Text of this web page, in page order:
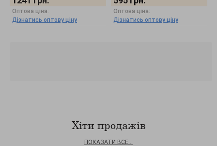
Оптова ціна:
Дізнатись оптову ціну
Оптова ціна:
Дізнатись оптову ціну
Хіти продажів
ПОКАЗАТИ ВСЕ...